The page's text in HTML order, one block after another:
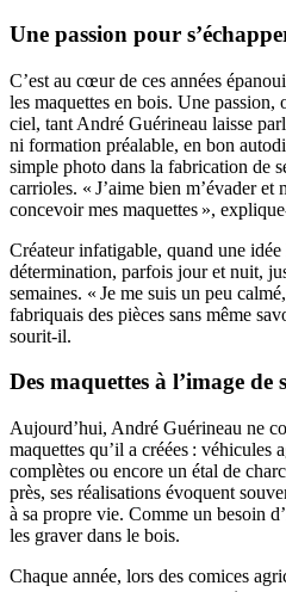
Une passion pour
C’est au cœur de ces années
les maquettes en bois. Une passion,
ciel, tant André Guérineau laisse
ni formation préalable, en bon
simple photo dans la fabrication de
carrioles. « J’aime bien m’évader et
concevoir mes maquettes »,
Créateur infatigable, quand une
détermination, parfois jour et nuit,
semaines. « Je me suis un peu
fabriquais des pièces sans même
sourit-il.
Des maquettes à l’image de
Aujourd’hui, André Guérineau ne
maquettes qu’il a créées : véhicules
complètes ou encore un étal de
près, ses réalisations évoquent
à sa propre vie. Comme un besoin
les graver dans le bois.
Chaque année, lors des comices